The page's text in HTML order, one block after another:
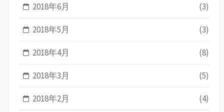
2018年6月 (3)
2018年5月 (3)
2018年4月 (8)
2018年3月 (5)
2018年2月 (4)